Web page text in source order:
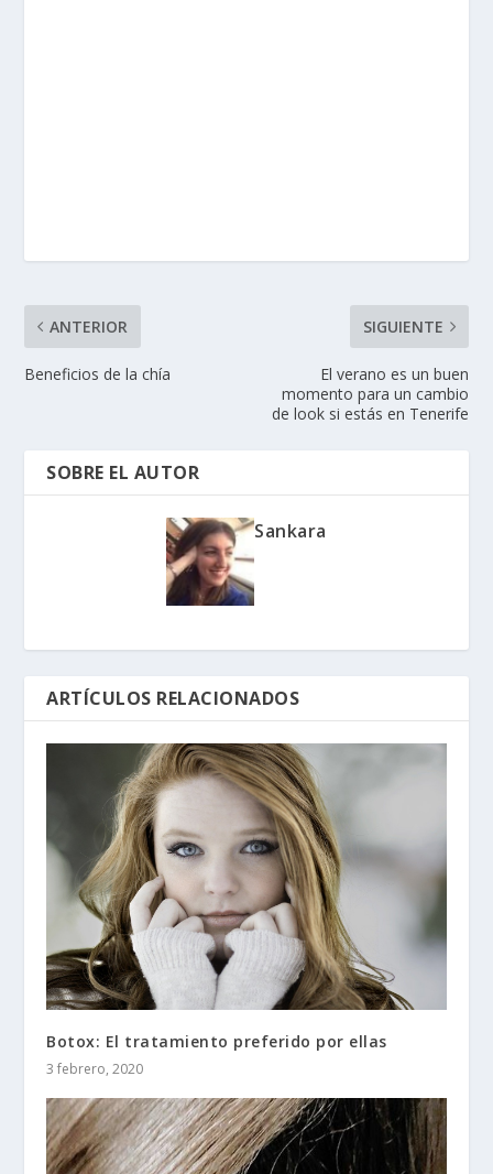
ANTERIOR
Beneficios de la chía
SIGUIENTE
El verano es un buen
momento para un cambio
de look si estás en Tenerife
SOBRE EL AUTOR
Sankara
ARTÍCULOS RELACIONADOS
Botox: El tratamiento preferido por ellas
3 febrero, 2020